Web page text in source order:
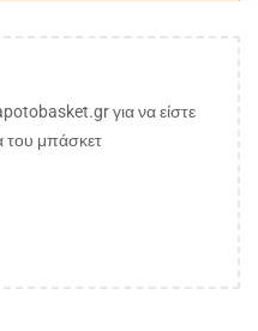
για να είστε
του μπάσκετ